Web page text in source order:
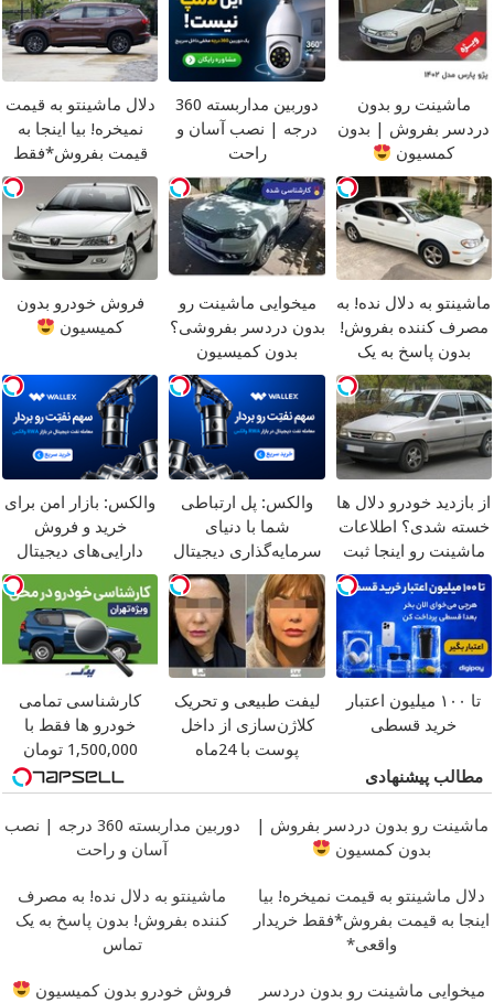
ماشینت رو بدون
دردسر بفروش | بدون
کمسیون
دوربین مداربسته 360
درجه | نصب آسان و
راحت
دلال ماشینتو به قیمت
نمیخره! بیا اینجا به
قیمت بفروش*فقط
خریدار واقعی*
ماشینتو به دلال نده! به
مصرف کننده بفروش!
بدون پاسخ به یک
تماس
میخوایی ماشینت رو
بدون دردسر بفروشی؟
بدون کمیسیون
فروش خودرو بدون
کمیسیون
از بازدید خودرو دلال ها
خسته شدی؟ اطلاعات
ماشینت رو اینجا ثبت
کن
والکس: پل ارتباطی
شما با دنیای
سرمایه‌گذاری دیجیتال
والکس: بازار امن برای
خرید و فروش
دارایی‌های دیجیتال
تا ۱۰۰ میلیون اعتبار
خرید قسطی
لیفت طبیعی و تحریک
کلاژن‌سازی از داخل
پوست با 24ماه
کارشناسی تمامی
خودرو ها فقط با
1,500,000 تومان
مطالب پیشنهادی
ماشینت رو بدون دردسر بفروش |
بدون کمسیون
دوربین مداربسته 360 درجه | نصب
آسان و راحت
دلال ماشینتو به قیمت نمیخره! بیا
اینجا به قیمت بفروش*فقط خریدار
واقعی*
ماشینتو به دلال نده! به مصرف
کننده بفروش! بدون پاسخ به یک
تماس
میخوایی ماشینت رو بدون دردسر
فروش خودرو بدون کمیسیون